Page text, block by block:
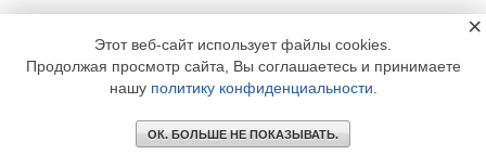
Этот веб-сайт использует файлы cookies.
Продолжая просмотр сайта, Вы соглашаетесь и принимаете
нашу политику конфиденциальности
ОК. БОЛЬШЕ НЕ ПОКАЗЫВАТЬ.
×